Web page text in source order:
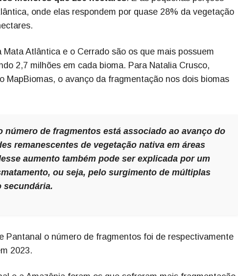
onde elas respondem por quase 28% da vegetação
Atlântica e o Cerrado são os que mais possuem
2,7 milhões em cada bioma. Para Natalia Crusco,
MapBiomas, o avanço da fragmentação nos dois biomas
número de fragmentos está associado ao avanço do
remanescentes de vegetação nativa em áreas
aumento também pode ser explicada por um
ou seja, pelo surgimento de múltiplas
secundária.
Pantanal o número de fragmentos foi de respectivamente
2023.